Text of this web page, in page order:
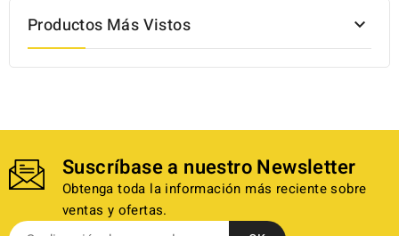
Productos Más Vistos 
Suscríbase a nuestro Newsletter
Obtenga toda la información más reciente sobre
ventas y ofertas.